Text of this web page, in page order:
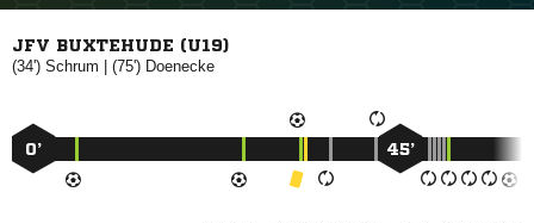
JFV BUXTEHUDE (U19)
(34')  | (75') 
0’ 45’